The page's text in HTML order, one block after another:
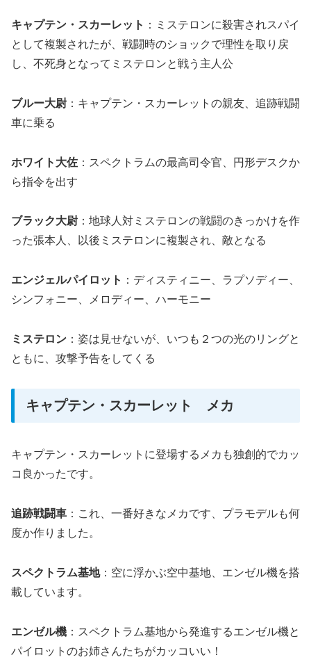
キャプテン・スカーレット ：ミステロンに殺害されスパイ
として複製されたが、戦闘時のショックで理性を取り戻
し、不死身となってミステロンと戦う主人公
ブルー大尉 ：キャプテン・スカーレットの親友、追跡戦闘
車に乗る
ホワイト大佐 ：スペクトラムの最高司令官、円形デスクか
ら指令を出す
ブラック大尉 ：地球人対ミステロンの戦闘のきっかけを作
った張本人、以後ミステロンに複製され、敵となる
エンジェルパイロット ：ディスティニー、ラプソディー、
シンフォニー、メロディー、ハーモニー
ミステロン ：姿は見せないが、いつも２つの光のリングと
ともに、攻撃予告をしてくる
キャプテン・スカーレット メカ
キャプテン・スカーレットに登場するメカも独創的でカッ
コ良かったです。
追跡戦闘車 ：これ、一番好きなメカです、プラモデルも何
度か作りました。
スペクトラム基地：空に浮かぶ空中基地、エンゼル機を搭
載しています。
エンゼル機 ：スペクトラム基地から発進するエンゼル機と
パイロットのお姉さんたちがカッコいい！